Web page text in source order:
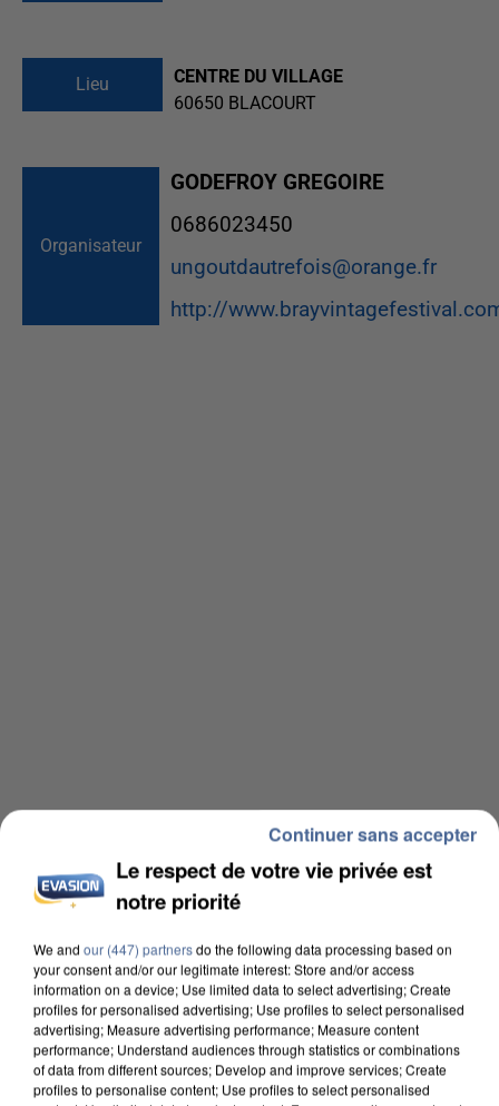
Lieu
CENTRE DU VILLAGE
60650 BLACOURT
Organisateur
GODEFROY GREGOIRE
0686023450
ungoutdautrefois@orange.fr
http://
Le respect de votre vie privée est
notre priorité
We and our (447) partnersdo the following data processing based on
your consent and/or our legitimate interest: Store and/or access
information on a device; Use limited data to select advertising; Create
profiles for personalised advertising; Use profiles to select personalised
advertising; Measure advertising performance; Measure content
performance; Understand audiences through statistics or combinations
of data from different sources; Develop and improve services; Create
profiles to personalise content; Use profiles to select personalised
Continuer sans accepter